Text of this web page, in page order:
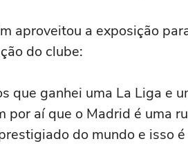
aproveitou a exposição
do clube:
que ganhei uma La Liga e
por aí que o Madrid é uma
do mundo e isso